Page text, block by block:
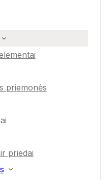
priemonės
priedai